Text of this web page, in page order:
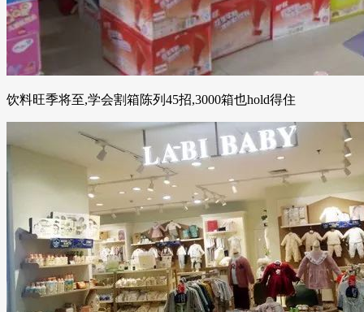
饮料旺季将至,学会割箱陈列45招,3000箱也hold得住